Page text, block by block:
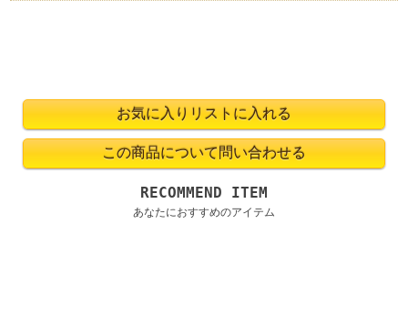
RECOMMEND ITEM
あなたにおすすめのアイテム